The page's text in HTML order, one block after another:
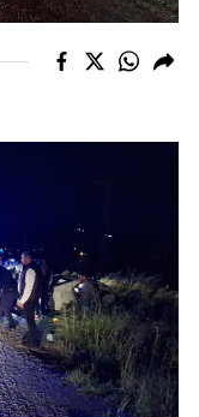
Iğdır
Yalova
Düzce